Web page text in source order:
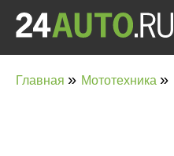
Главная » Мототехника »